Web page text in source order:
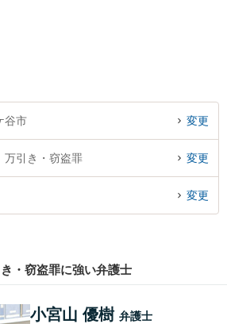
参ります。
谷市 変更
万引き・窃盗罪 変更
変更
・窃盗罪に強い弁護士
小宮山 優樹 弁護士